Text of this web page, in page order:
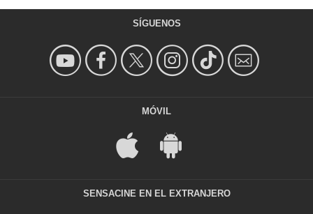
SÍGUENOS
MÓVIL
SENSACINE EN EL EXTRANJERO